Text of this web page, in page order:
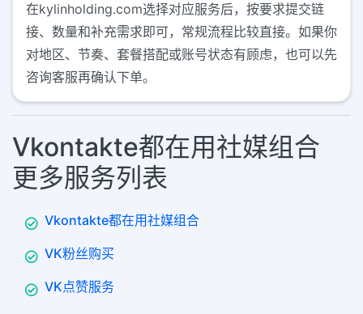
在kylinholding.com选择对应服务后，按要求提交链
接、数量和补充需求即可，常规流程比较直接。如果你
对地区、节奏、套餐搭配或账号状态有顾虑，也可以先
咨询客服再确认下单。
Vkontakte都在用社媒组合
更多服务列表
Vkontakte都在用社媒组合
VK粉丝购买
VK点赞服务